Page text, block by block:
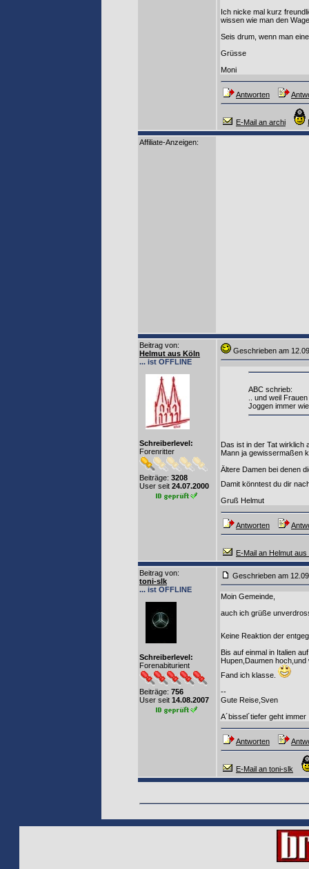
Ich nicke mal kurz
wissen wie man den
Seis drum, wenn man
Grüsse
Moni
Antworten
E-Mail an archi
Affiliate-Anzeigen:
Beitrag von:
Helmut aus Köln
... ist OFFLINE
Schreiberlevel:
Forenritter
Beiträge: 3208
User seit 24.07.2000
Geschrieben am
ABC schrieb:
.. und weil
Joggen immer
Das ist in der Tat wirklich
Mann ja gewissermaßen
Ältere Damen bei denen
Damit könntest du dir
Gruß Helmut
Antworten
E-Mail an Helmut aus
Beitrag von:
toni-slk
... ist OFFLINE
Schreiberlevel:
Forenabiturient
Beiträge: 756
User seit 14.08.2007
Geschrieben am
Moin Gemeinde,
auch ich grüße
Keine Reaktion der
Bis auf einmal in Italien
Hupen,Daumen hoch,und
Fand ich klasse.
--
Gute Reise,Sven
A´bissel´tiefer geht immer
Antworten
E-Mail an toni-slk